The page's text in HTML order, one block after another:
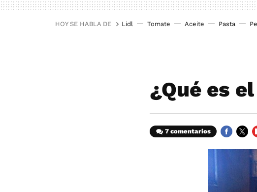
HOY SE HABLA DE Lidl Tomate Aceite Pasta
¿Qué es
7 comentarios